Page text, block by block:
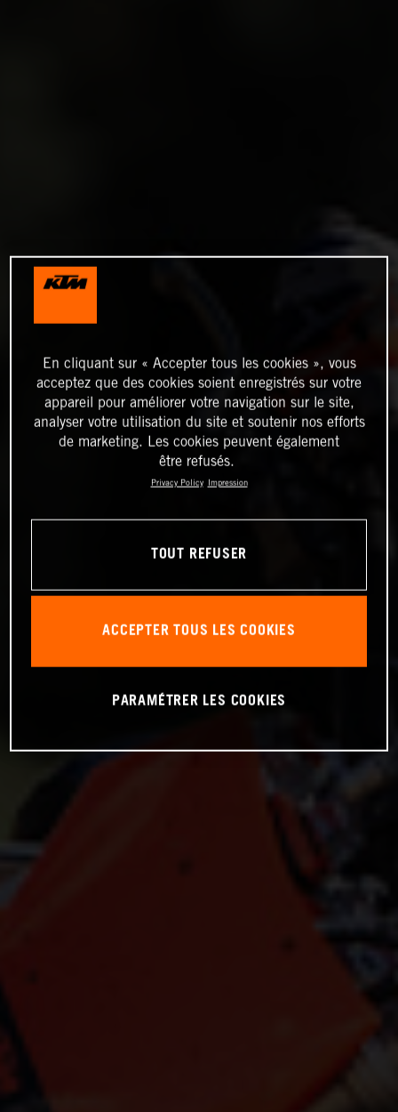
En cliquant sur « Accepter tous les cookies », vous
acceptez que des cookies soient enregistrés sur votre
appareil pour améliorer votre navigation sur le site,
analyser votre utilisation du site et soutenir nos efforts
de marketing. Les cookies peuvent également
être refusés.
Privacy Policy Impression
TOUT REFUSER
ACCEPTER TOUS LES COOKIES
PARAMÉTRER LES COOKIES